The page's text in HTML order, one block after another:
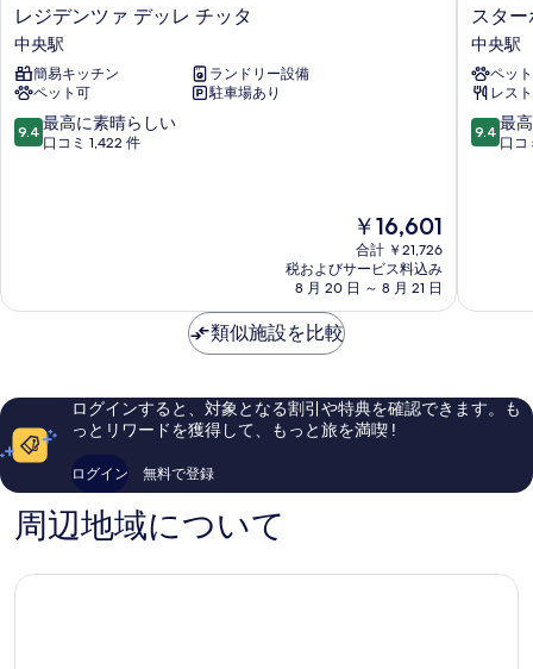
レ
ジ
デ
ン
ツ
ァ
デ
駅
レジデンツァ デッレ チッタ
中央駅
簡易キッチン
ランドリー設備
ペット可
駐車場あり
10
段
晴
口
ミ
1,422
件
の
コ
ミ
9.4 最高に素晴らしい
口コミ 1,422 件
現
在
の
料
金
￥16,601
合計 ￥21,726
税およびサービス料込み
8 月 20 日 ～ 8 月 21 日
ス
タ
ー
ホ
テ
ル
ズ
スタ
中央駅
ペッ
レス
10
段
晴
口
コ
コ
9.4 最
口コ
類似施設を比較
ログインすると、対象となる割引や特典を確認できます。も
っとリワードを獲得して、もっと旅を満喫 !
ログイン 無料で登録
周辺地域について